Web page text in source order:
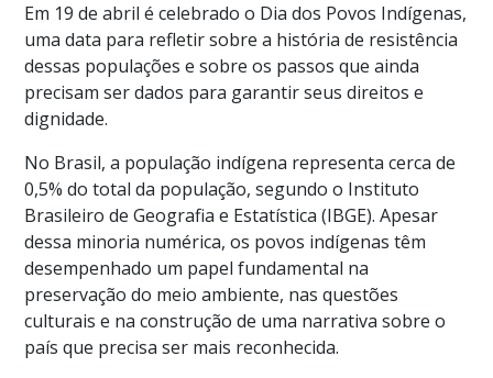
Em 19 de abril é celebrado o Dia dos Povos Indígenas,
uma data para refletir sobre a história de resistência
dessas populações e sobre os passos que ainda
precisam ser dados para garantir seus direitos e
dignidade.
No Brasil, a população indígena representa cerca de
0,5% do total da população, segundo o Instituto
Brasileiro de Geografia e Estatística (IBGE). Apesar
dessa minoria numérica, os povos indígenas têm
desempenhado um papel fundamental na
preservação do meio ambiente, nas questões
culturais e na construção de uma narrativa sobre o
país que precisa ser mais reconhecida.